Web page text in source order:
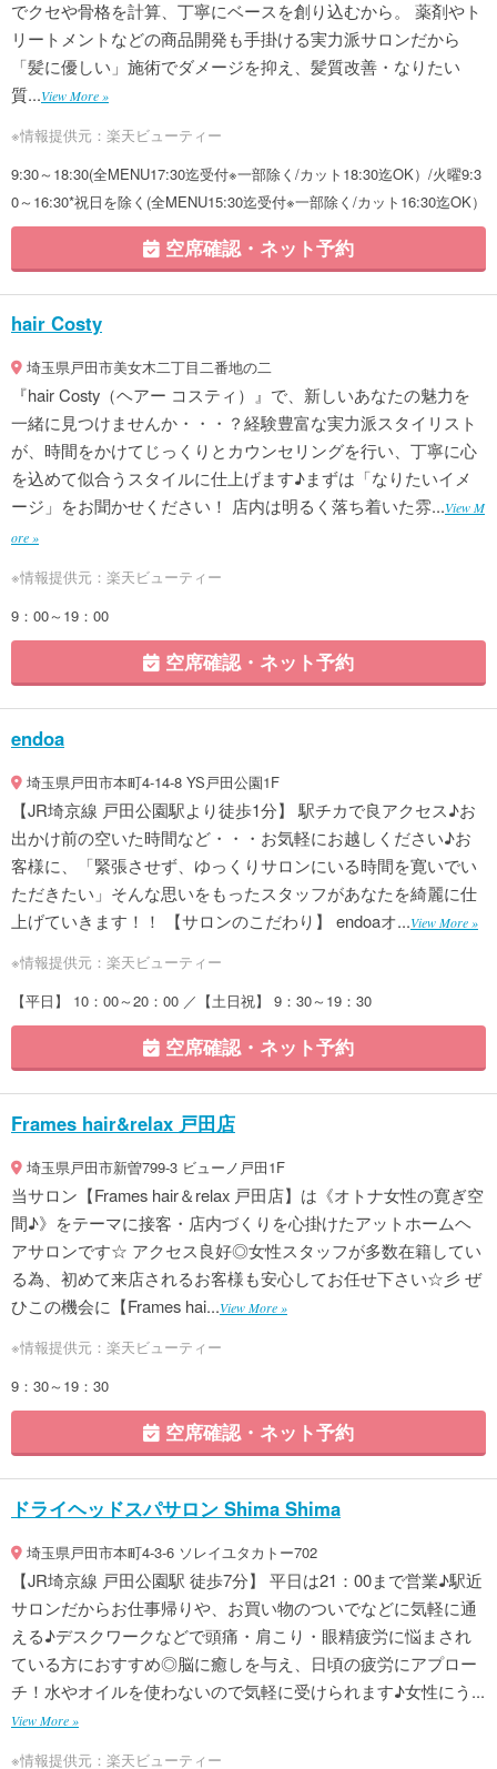
でクセや骨格を計算、丁寧にベースを創り込むから。 薬剤やト
リートメントなどの商品開発も手掛ける実力派サロンだから
「髪に優しい」施術でダメージを抑え、髪質改善・なりたい
質...View More »
※情報提供元：楽天ビューティー
9:30～18:30(全MENU17:30迄受付※一部除く/カット18:30迄OK）/火曜9:3
0～16:30*祝日を除く(全MENU15:30迄受付※一部除く/カット16:30迄OK）
空席確認・ネット予約
hair Costy
埼玉県戸田市美女木二丁目二番地の二
『hair Costy（ヘアー コスティ）』で、新しいあなたの魅力を
一緒に見つけませんか・・・？経験豊富な実力派スタイリスト
が、時間をかけてじっくりとカウンセリングを行い、丁寧に心
を込めて似合うスタイルに仕上げます♪まずは「なりたいイメ
ージ」をお聞かせください！ 店内は明るく落ち着いた雰...View M
ore »
※情報提供元：楽天ビューティー
9：00～19：00
空席確認・ネット予約
endoa
埼玉県戸田市本町4-14-8 YS戸田公園1F
【JR埼京線 戸田公園駅より徒歩1分】 駅チカで良アクセス♪お
出かけ前の空いた時間など・・・お気軽にお越しください♪お
客様に、「緊張させず、ゆっくりサロンにいる時間を寛いでい
ただきたい」そんな思いをもったスタッフがあなたを綺麗に仕
上げていきます！！ 【サロンのこだわり】 endoaオ...View More »
※情報提供元：楽天ビューティー
【平日】 10：00～20：00 ／【土日祝】 9：30～19：30
空席確認・ネット予約
Frames hair&relax 戸田店
埼玉県戸田市新曽799-3 ビューノ戸田1F
当サロン【Frames hair＆relax 戸田店】は《オトナ女性の寛ぎ空
間♪》をテーマに接客・店内づくりを心掛けたアットホームヘ
アサロンです☆ アクセス良好◎女性スタッフが多数在籍してい
る為、初めて来店されるお客様も安心してお任せ下さい☆彡 ぜ
ひこの機会に【Frames hai...View More »
※情報提供元：楽天ビューティー
9：30～19：30
空席確認・ネット予約
ドライヘッドスパサロン Shima Shima
埼玉県戸田市本町4-3-6 ソレイユタカトー702
【JR埼京線 戸田公園駅 徒歩7分】 平日は21：00まで営業♪駅近
サロンだからお仕事帰りや、お買い物のついでなどに気軽に通
える♪デスクワークなどで頭痛・肩こり・眼精疲労に悩まされ
ている方におすすめ◎脳に癒しを与え、日頃の疲労にアプロー
チ！水やオイルを使わないので気軽に受けられます♪女性にう...
View More »
※情報提供元：楽天ビューティー